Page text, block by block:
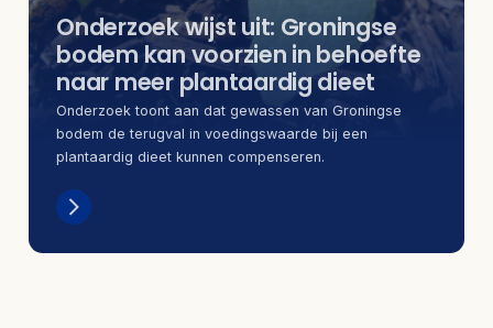
Onderzoek wijst uit: Groningse
bodem kan voorzien in behoefte
naar meer plantaardig dieet
Onderzoek toont aan dat gewassen van Groningse
bodem de terugval in voedingswaarde bij een
plantaardig dieet kunnen compenseren.